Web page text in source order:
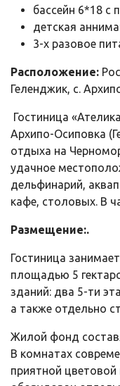
бассейн 6*18 с
детская
3-х разовое
Расположение:
Геленджик, с.
Гостиница
Архипо-Осиповка
отдыха на
удачное
дельфинарий,
кафе, столовых. В
Размещение:.
Гостиница
площадью 5
зданий: два 5-ти
а также отдельно
Жилой фонд
В комнатах
приятной